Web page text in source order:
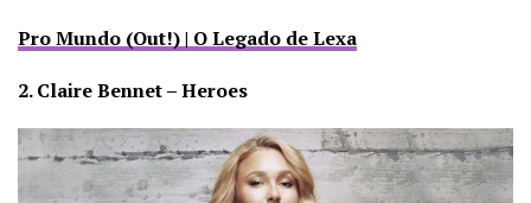
Pro Mundo (Out!) | O Legado de Lexa
2. Claire Bennet – Heroes